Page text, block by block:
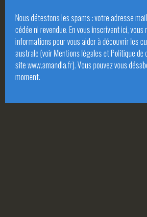
Nous détestons les spams : votre adresse
cédée ni revendue. En vous inscrivant ici, vous
informations pour vous aider à découvrir les
australe (voir Mentions légales et Politique
site www.amandla.fr). Vous pouvez vous
moment.